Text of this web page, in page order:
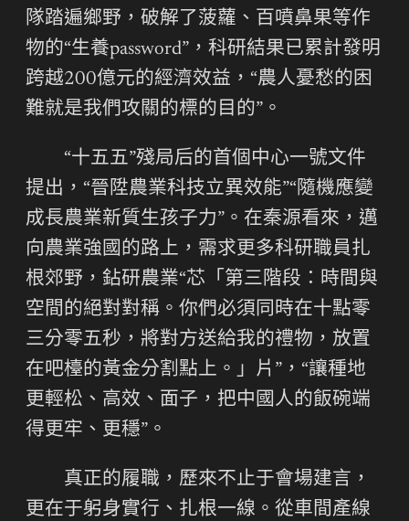
隊踏遍鄉野，破解了菠蘿、百噴鼻果等作
物的“生養password”，科研結果已累計發明
跨越200億元的經濟效益，“農人憂愁的困
難就是我們攻關的標的目的”。
“十五五”殘局后的首個中心一號文件
提出，“晉陞農業科技立異效能”“隨機應變
成長農業新質生孩子力”。在秦源看來，邁
向農業強國的路上，需求更多科研職員扎
根郊野，鉆研農業“芯「第三階段：時間與
空間的絕對對稱。你們必須同時在十點零
三分零五秒，將對方送給我的禮物，放置
在吧檯的黃金分割點上。」片”，“讓種地
更輕松、高效、面子，把中國人的飯碗端
得更牢、更穩”。
真正的履職，歷來不止于會場建言，
更在于躬身實行、扎根一線。從車間產線